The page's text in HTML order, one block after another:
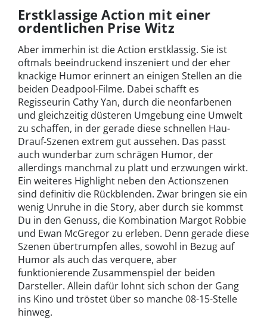
Erstklassige Action mit einer
ordentlichen Prise Witz
Aber immerhin ist die Action erstklassig. Sie ist
oftmals beeindruckend inszeniert und der eher
knackige Humor erinnert an einigen Stellen an die
beiden Deadpool-Filme. Dabei schafft es
Regisseurin Cathy Yan, durch die neonfarbenen
und gleichzeitig düsteren Umgebung eine Umwelt
zu schaffen, in der gerade diese schnellen Hau-
Drauf-Szenen extrem gut aussehen. Das passt
auch wunderbar zum schrägen Humor, der
allerdings manchmal zu platt und erzwungen wirkt.
Ein weiteres Highlight neben den Actionszenen
sind definitiv die Rückblenden. Zwar bringen sie ein
wenig Unruhe in die Story, aber durch sie kommst
Du in den Genuss, die Kombination Margot Robbie
und Ewan McGregor zu erleben. Denn gerade diese
Szenen übertrumpfen alles, sowohl in Bezug auf
Humor als auch das verquere, aber
funktionierende Zusammenspiel der beiden
Darsteller. Allein dafür lohnt sich schon der Gang
ins Kino und tröstet über so manche 08-15-Stelle
hinweg.